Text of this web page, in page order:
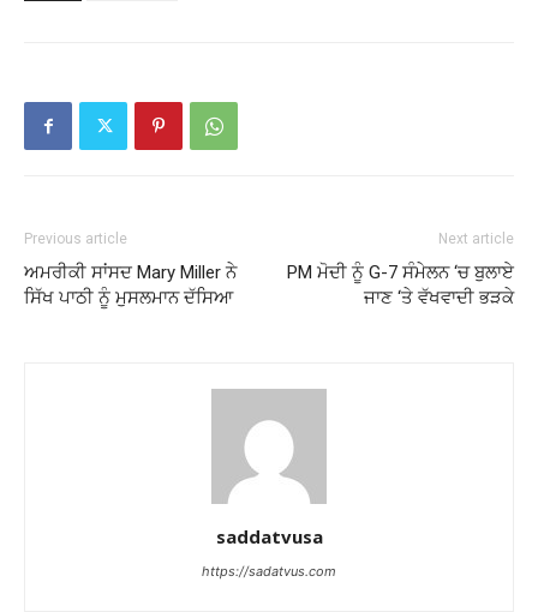
Previous article
ਅਮਰੀਕੀ ਸਾਂਸਦ Mary Miller ਨੇ
ਸਿੱਖ ਪਾਠੀ ਨੂੰ ਮੁਸਲਮਾਨ ਦੱਸਿਆ
Next article
PM ਮੋਦੀ ਨੂੰ G-7 ਸੰਮੇਲਨ ‘ਚ ਬੁਲਾਏ
ਜਾਣ ‘ਤੇ ਵੱਖਵਾਦੀ ਭੜਕੇ
saddatvusa
https://sadatvus.com